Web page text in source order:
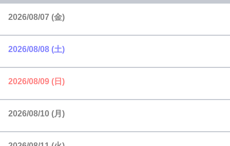
2026/08/07 (金)
2026/08/08 (土)
2026/08/09 (日)
2026/08/10 (月)